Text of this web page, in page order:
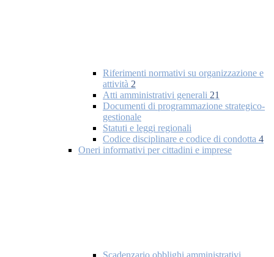
Riferimenti normativi su organizzazione e
attività 2
Atti amministrativi generali 21
Documenti di programmazione strategico-
gestionale
Statuti e leggi regionali
Codice disciplinare e codice di condotta 4
Oneri informativi per cittadini e imprese